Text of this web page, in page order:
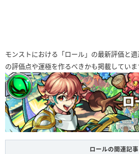
モンストにおける「ロール」の最新評価と適
の評価点や運極を作るべきかも掲載していま
ロールの関連記事